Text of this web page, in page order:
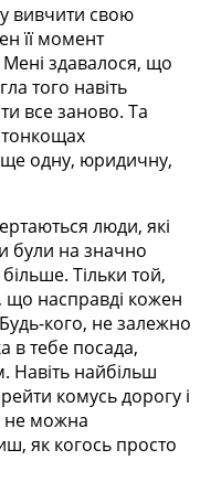
вивчити свою
її момент
здавалося, що
того навіть
все заново. Та
ще одну, юридичну,
люди, які
були на значно
Тільки той,
що насправді кожен
кого, не залежно
в тебе посада,
Навіть найбільш
комусь дорогу і
не можна
як когось просто